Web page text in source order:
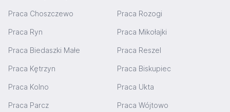
Praca Choszczewo Praca Rozogi
Praca Ryn Praca Mikołajki
Praca Biedaszki Małe Praca Reszel
Praca Kętrzyn Praca Biskupiec
Praca Kolno Praca Ukta
Praca Parcz Praca Wójtowo